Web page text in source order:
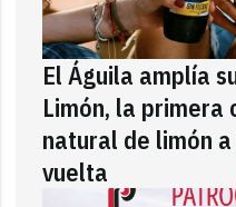
El Águila amplía
Limón, la primera
natural de limón
vuelta